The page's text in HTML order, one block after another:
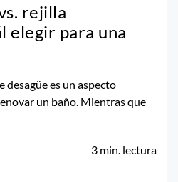
rejilla
elegir para una
desagüe es un aspecto
un baño. Mientras que
3 min. lectura